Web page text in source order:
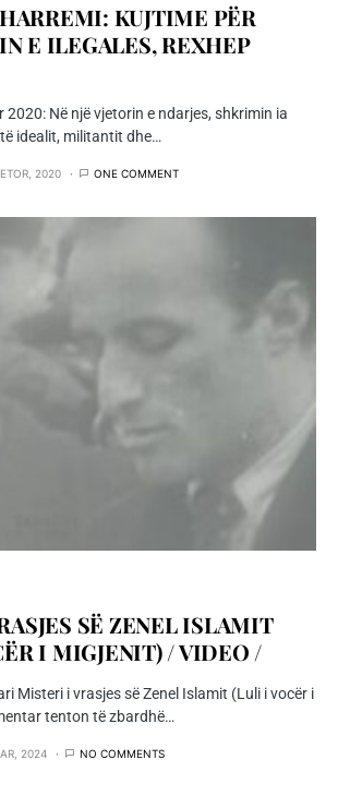
KUJTIME PËR
E ILEGALES, REXHEP
2020: Në një vjetorin e ndarjes, shkrimin ia
idealit, militantit dhe…
2020 ONE COMMENT
SË ZENEL ISLAMIT
I MIGJENIT) / VIDEO /
Misteri i vrasjes së Zenel Islamit (Luli i vocër i
tenton të zbardhë…
2024 NO COMMENTS